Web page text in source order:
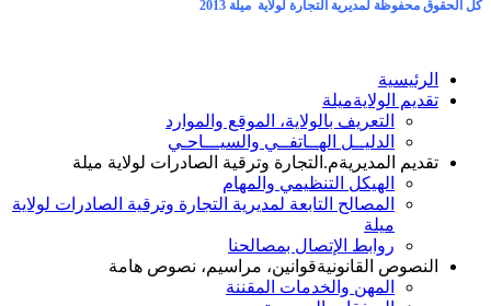
كل الحقوق محفوظة لمديرية التجارة لولاية ميلة 2013
الرئيسية
تقديم الولايةميلة
التعريف بالولاية، الموقع والموارد
الدليــل الهــاتفــي والسيـــاحـي
تقديم المديريةم.التجارة وترقية الصادرات لولاية ميلة
الهيكل التنظيمي والمهام
المصالح التابعة لمديرية التجارة وترقية الصادرات لولاية
ميلة
روابط الإتصال بمصالحنا
النصوص القانونيةقوانين، مراسيم، نصوص هامة
المهن والخدمات المقننة